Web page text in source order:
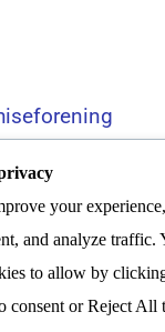
your
and analyze traffic.
to allow by
consent orReject All